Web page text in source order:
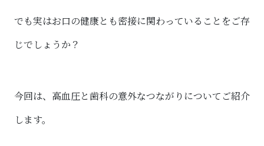
でも実はお口の健康とも密接に関わっていることをご存
じでしょうか？
今回は、高血圧と歯科の意外なつながりについてご紹介
します。